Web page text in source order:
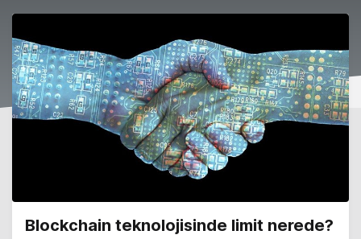
Blockchain teknolojisinde limit nerede?